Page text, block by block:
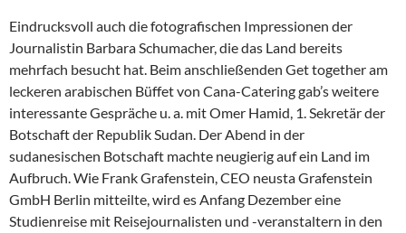
Eindrucksvoll auch die fotografischen Impressionen der
Journalistin Barbara Schumacher, die das Land bereits
mehrfach besucht hat. Beim anschließenden Get together am
leckeren arabischen Büffet von Cana-Catering gab’s weitere
interessante Gespräche u. a. mit Omer Hamid, 1. Sekretär der
Botschaft der Republik Sudan. Der Abend in der
sudanesischen Botschaft machte neugierig auf ein Land im
Aufbruch. Wie Frank Grafenstein, CEO neusta Grafenstein
GmbH Berlin mitteilte, wird es Anfang Dezember eine
Studienreise mit Reisejournalisten und -veranstaltern in den